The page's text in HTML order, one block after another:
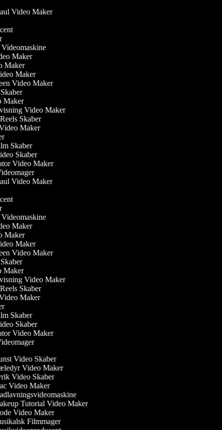
Video Maker
Videomaskine
Maker
Maker
Maker
Video Maker
Maker
Video Maker
Reels Skaber
Maker
Skaber
Skaber
Video Maker
Video Maker
Videomaskine
Maker
Maker
Maker
Video Maker
Maker
Video Maker
Reels Skaber
Maker
Skaber
Skaber
Video Maker
Video Skaber
Video Maker
Video Skaber
Video Maker
Tutorial Video Maker
Video Maker
Filmmager